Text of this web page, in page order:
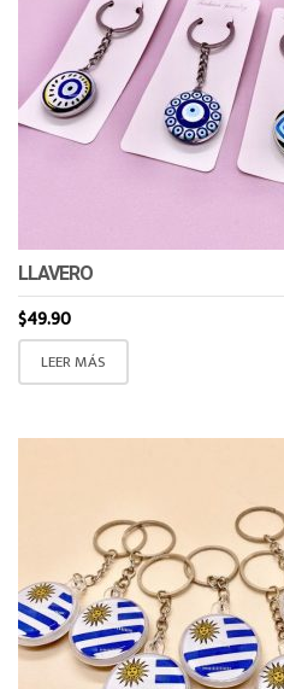
LLAVERO
$49.90
LEER MÁS